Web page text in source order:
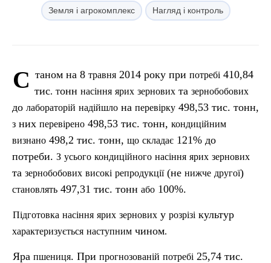
Земля і агрокомплекс Нагляд і контроль
С таном на 8 травня 2014 року при потребі 410,84
тис. тонн насіння ярих зернових та зернобобових
до лабораторій надійшло на перевірку 498,53 тис. тонн,
з них перевірено 498,53 тис. тонн, кондиційним
визнано 498,2 тис. тонн, що складає 121% до
потреби. З усього кондиційного насіння ярих зернових
та зернобобових високі репродукції(не нижче другої)
становлять 497,31 тис. тонн або 100%.
Підготовка насіння ярих зернових у розрізі культур
характеризується наступним чином.
Яра пшениця. При прогнозованій потребі 25,74 тис.